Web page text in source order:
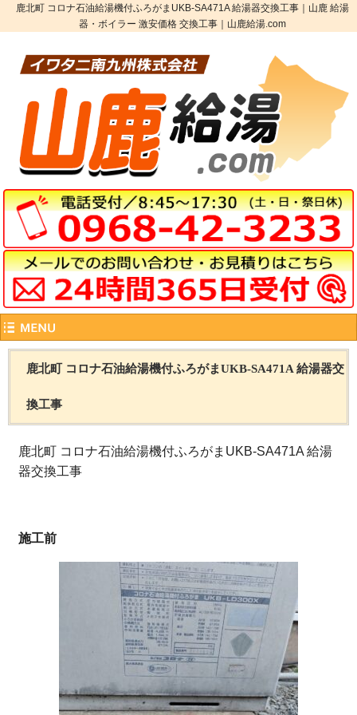
鹿北町 コロナ石油給湯機付ふろがまUKB-SA471A 給湯器交換工事｜山鹿 給湯
器・ボイラー 激安価格 交換工事｜山鹿給湯.com
鹿北町 コロナ石油給湯機付ふろがまUKB-SA471A 給湯器交
換工事
鹿北町 コロナ石油給湯機付ふろがまUKB-SA471A 給湯
器交換工事
施工前